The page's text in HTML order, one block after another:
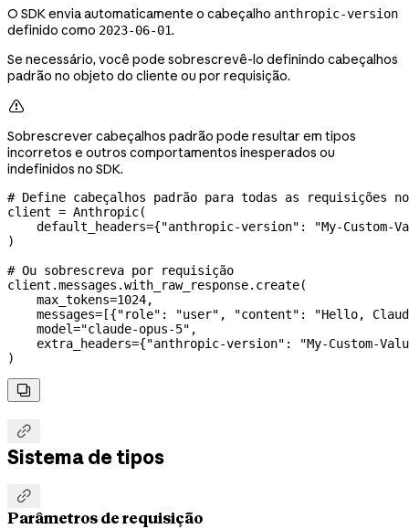
O SDK envia automaticamente o cabeçalho anthropic-version
definido como 2023-06-01.
Se necessário, você pode sobrescrevê-lo definindo cabeçalhos
padrão no objeto do cliente ou por requisição.

Sobrescrever cabeçalhos padrão pode resultar em tipos
incorretos e outros comportamentos inesperados ou
indefinidos no SDK.
# Define cabeçalhos padrão para todas as requisições
client = Anthropic(
    default_headers
={"anthropic-version" :
"My-Custom-
)
# Ou sobrescreva por requisição
client.messages.with_raw_response.create(
    max_tokens
=1024,
    messages
= [{"role" : "user" , "content" :
"Hello,
    model
="claude-opus-5" ,
    extra_headers
={"anthropic-version" :
"My-Custom-
)


Sistema de tipos

Parâmetros de requisição